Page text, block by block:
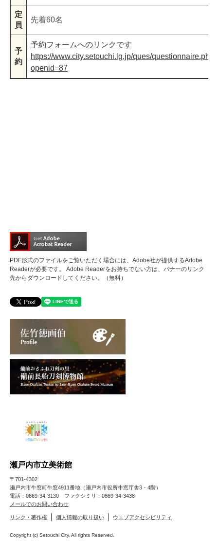
定
員
先着60名
予
約
予約フォームへのリンクです
https://www.city.setouchi.lg.jp/ques/questionnaire.php?
openid=87
PDF形式のファイルをご覧いただく場合には、Adobe社が提供するAdobe
Readerが必要です。
Adobe Readerをお持ちでない方は、バナーのリンク
先からダウンロードしてください。（無料）
瀬戸内市立美術館
〒701-4302
瀬戸内市牛窓町牛窓4911番地（瀬戸内市役所牛窓庁舎3・4階）
電話：0869-34-3130 ファクシミリ：0869-34-3438
メールでのお問い合わせ
リンク・著作権 個人情報の取り扱い ウェブアクセシビリティ
Copyright (c) Setouchi City. All rights Reserved.